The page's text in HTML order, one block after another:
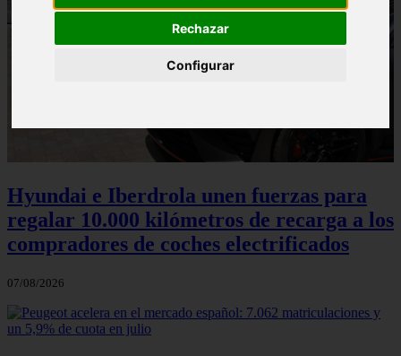
Rechazar
Configurar
Hyundai e Iberdrola unen fuerzas para
regalar 10.000 kilómetros de recarga a los
compradores de coches electrificados
07/08/2026